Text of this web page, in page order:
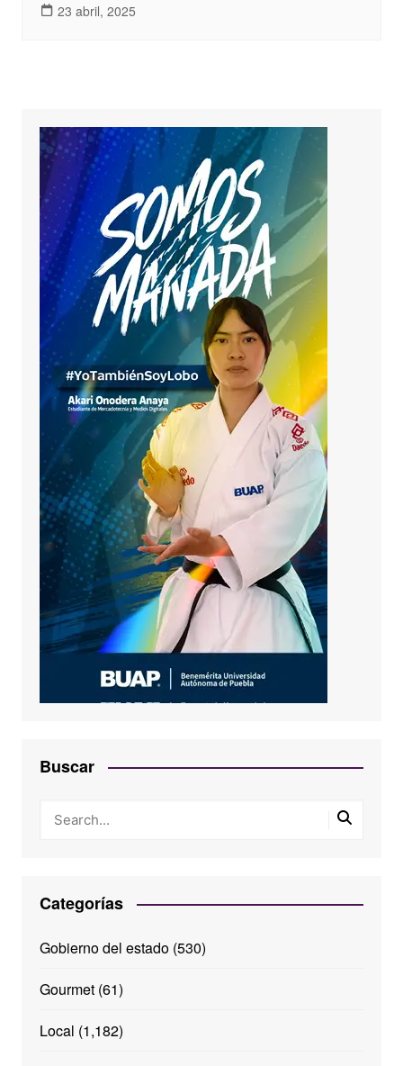
23 abril, 2025
Buscar
Categorías
Gobierno del estado(530)
Gourmet(61)
Local (1,182)